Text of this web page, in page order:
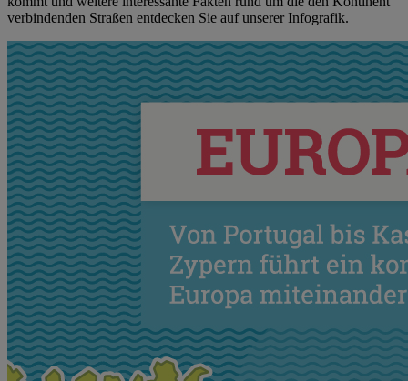
verbindenden Straßen entdecken Sie auf unserer Infografik.